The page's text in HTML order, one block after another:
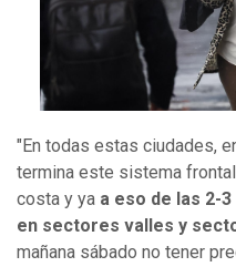
"En todas estas ciudades,
termina este sistema
costa y ya a eso de las 2-
en sectores valles y
mañana sábado no tener